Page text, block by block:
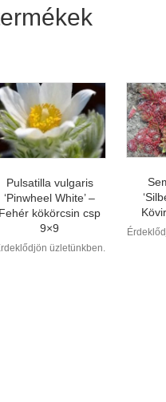
Pulsatilla vulgaris
‘Pinwheel White’ –
Fehér kökörcsin csp
9×9
üzletünkben.